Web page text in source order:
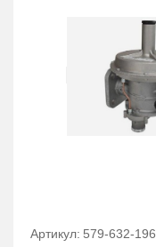
Артикул: 579-632-196